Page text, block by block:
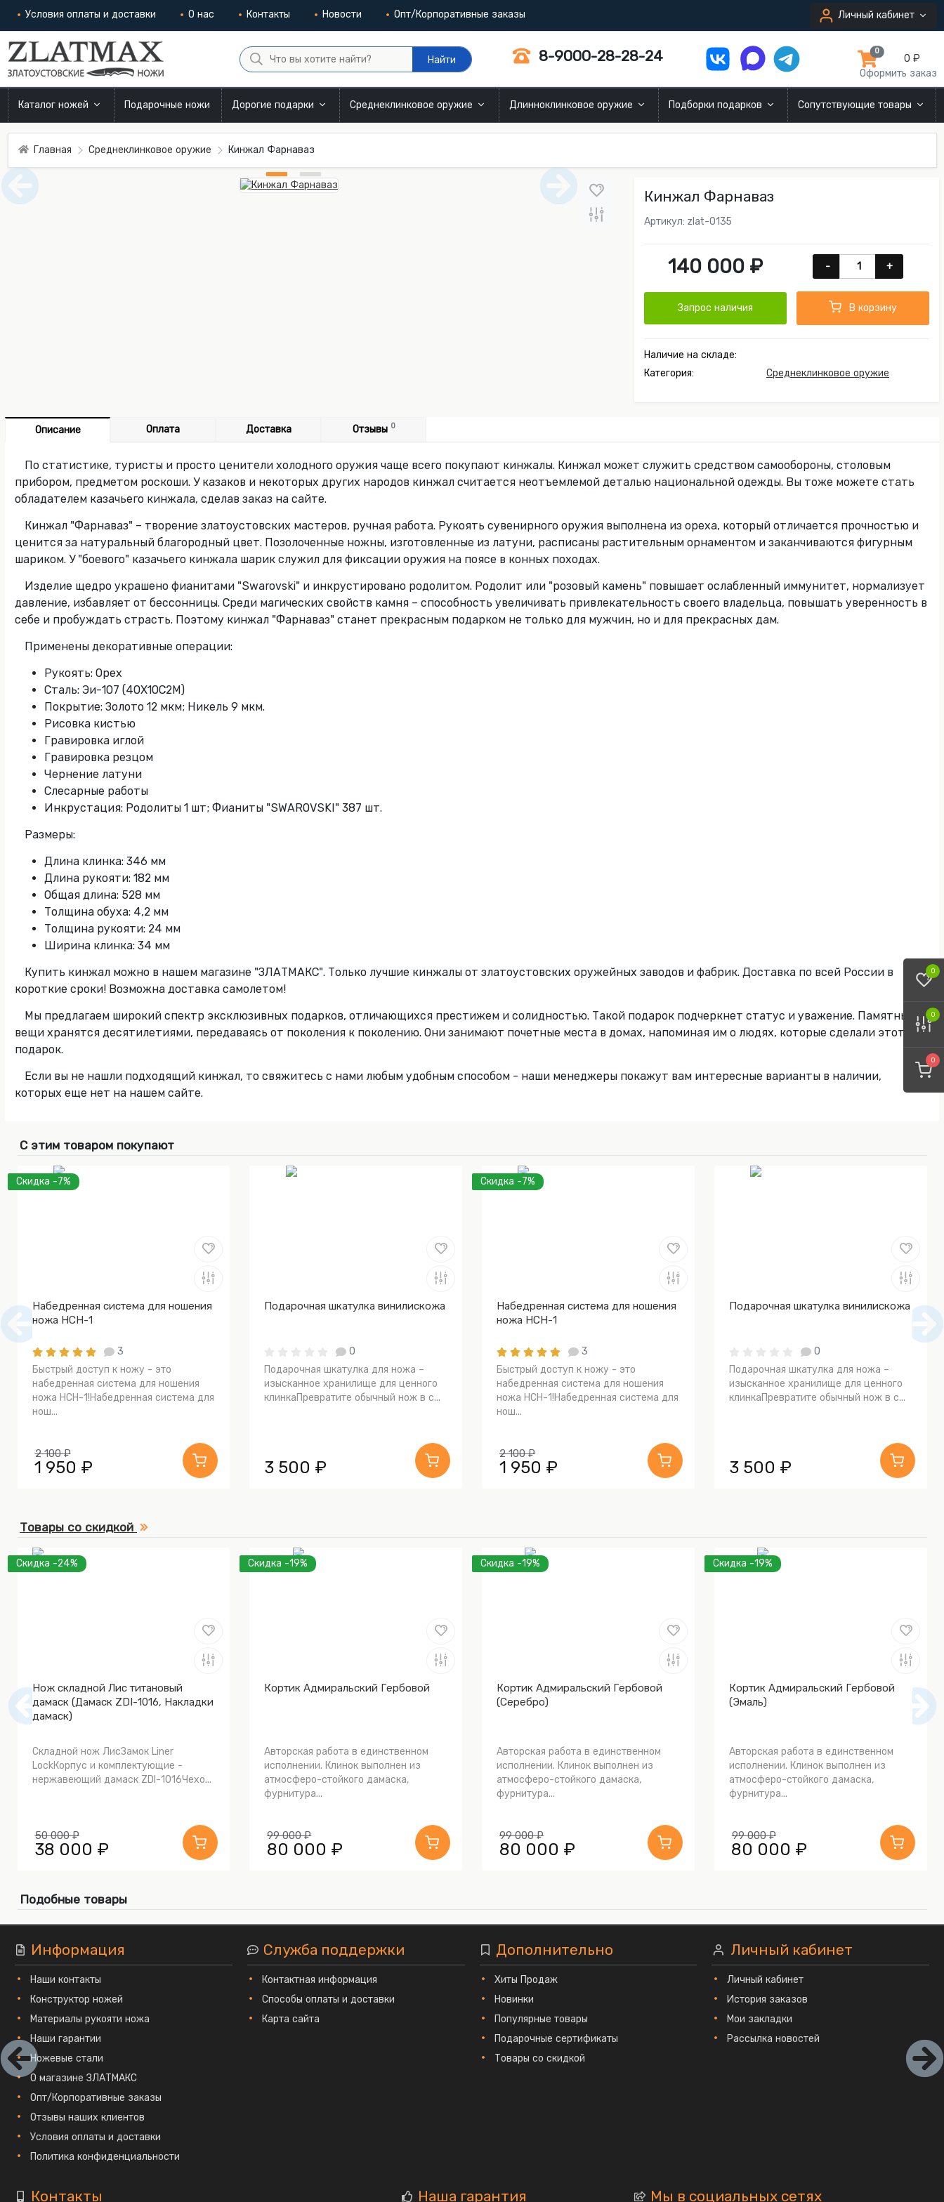
Условия оплаты и доставки О нас Контакты Новости Опт/Корпоративные заказы Личный кабинет
Найти 8-9000-28-28-24 0
0 ₽
Оформить заказ
Каталог ножей Подарочные ножи Дорогие подарки Среднеклинковое оружие Длинноклинковое оружие Подборки подарков Сопутствующие товары
0
0
0
Главная Среднеклинковое оружие Кинжал Фарнаваз
Кинжал Фарнаваз
Артикул: zlat-0135
140 000 ₽ - +
Запрос наличия В корзину
Наличие на складе:
Категория:
Среднеклинковое оружие
Описание Оплата Доставка Отзывы 0
По статистике, туристы и просто ценители холодного оружия чаще всего покупают кинжалы. Кинжал может служить средством самообороны, столовым
прибором, предметом роскоши. У казаков и некоторых других народов кинжал считается неотъемлемой деталью национальной одежды. Вы тоже можете стать
обладателем казачьего кинжала, сделав заказ на сайте.
Кинжал "Фарнаваз" – творение златоустовских мастеров, ручная работа. Рукоять сувенирного оружия выполнена из ореха, который отличается прочностью и
ценится за натуральный благородный цвет. Позолоченные ножны, изготовленные из латуни, расписаны растительным орнаментом и заканчиваются фигурным
шариком. У "боевого" казачьего кинжала шарик служил для фиксации оружия на поясе в конных походах.
Изделие щедро украшено фианитами "Swarovski" и инкрустировано родолитом. Родолит или "розовый камень" повышает ослабленный иммунитет, нормализует
давление, избавляет от бессонницы. Среди магических свойств камня – способность увеличивать привлекательность своего владельца, повышать уверенность в
себе и пробуждать страсть. Поэтому кинжал "Фарнаваз" станет прекрасным подарком не только для мужчин, но и для прекрасных дам.
Применены декоративные операции:
Рукоять: Орех
Сталь: Эи-107 (40Х10С2М)
Покрытие: Золото 12 мкм; Никель 9 мкм.
Рисовка кистью
Гравировка иглой
Гравировка резцом
Чернение латуни
Слесарные работы
Инкрустация: Родолиты 1 шт; Фианиты "SWAROVSKI" 387 шт.
Размеры:
Длина клинка: 346 мм
Длина рукояти: 182 мм
Общая длина: 528 мм
Толщина обуха: 4,2 мм
Толщина рукояти: 24 мм
Ширина клинка: 34 мм
Купить кинжал можно в нашем магазине "ЗЛАТМАКС". Только лучшие кинжалы от златоустовских оружейных заводов и фабрик. Доставка по всей России в
короткие сроки! Возможна доставка самолетом!
Мы предлагаем широкий спектр эксклюзивных подарков, отличающихся престижем и солидностью. Такой подарок подчеркнет статус и уважение. Памятные
вещи хранятся десятилетиями, передаваясь от поколения к поколению. Они занимают почетные места в домах, напоминая им о людях, которые сделали этот
подарок.
Если вы не нашли подходящий кинжал, то свяжитесь с нами любым удобным способом - наши менеджеры покажут вам интересные варианты в наличии,
которых еще нет на нашем сайте.
С этим товаром покупают
Скидка -7%
Набедренная система для ношения
ножа НСН-1
3
Быстрый доступ к ножу - это
набедренная система для ношения
ножа НСН-1!Набедренная система для
нош...
2 100 ₽
1 950 ₽
Подарочная шкатулка винилискожа
0
Подарочная шкатулка для ножа –
изысканное хранилище для ценного
клинкаПревратите обычный нож в с...
3 500 ₽
Скидка -7%
Набедренная система для ношения
ножа НСН-1
3
Быстрый доступ к ножу - это
набедренная система для ношения
ножа НСН-1!Набедренная система для
нош...
2 100 ₽
1 950 ₽
Подарочная шкатулка винилискожа
0
Подарочная шкатулка для ножа –
изысканное хранилище для ценного
клинкаПревратите обычный нож в с...
3 500 ₽
Товары со скидкой
Скидка -24%
Нож складной Лис титановый
дамаск (Дамаск ZDI-1016, Накладки
дамаск)
Складной нож ЛисЗамок Liner
LockКорпус и комплектующие -
нержавеющий дамаск ZDI-1016Чехо...
50 000 ₽
38 000 ₽
Скидка -19%
Кортик Адмиральский Гербовой
Авторская работа в единственном
исполнении. Клинок выполнен из
атмосферо-стойкого дамаска,
фурнитура...
99 000 ₽
80 000 ₽
Скидка -19%
Кортик Адмиральский Гербовой
(Серебро)
Авторская работа в единственном
исполнении. Клинок выполнен из
атмосферо-стойкого дамаска,
фурнитура...
99 000 ₽
80 000 ₽
Скидка -19%
Кортик Адмиральский Гербовой
(Эмаль)
Авторская работа в единственном
исполнении. Клинок выполнен из
атмосферо-стойкого дамаска,
фурнитура...
99 000 ₽
80 000 ₽
Подобные товары
Информация
Наши контакты
Конструктор ножей
Материалы рукояти ножа
Наши гарантии
Ножевые стали
О магазине ЗЛАТМАКС
Опт/Корпоративные заказы
Отзывы наших клиентов
Условия оплаты и доставки
Политика конфиденциальности
Служба поддержки
Контактная информация
Способы оплаты и доставки
Карта сайта
Дополнительно
Хиты Продаж
Новинки
Популярные товары
Подарочные сертификаты
Товары со скидкой
Личный кабинет
Личный кабинет
История заказов
Мои закладки
Рассылка новостей
Контакты Наша гарантия Мы в социальных сетях